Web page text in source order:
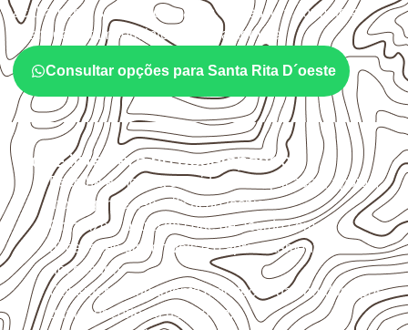
acabamento serão necessários. Espessura, formato e
quantidade também interferem na compra.
Consultar opções para Santa Rita D´oeste
O que interfere no desempenho
Escolha a medida considerando aplicação, apoios,
montagem e especificação técnica.
Organize o plano de corte de acordo com as
dimensões disponíveis e o aproveitamento
necessário.
Considere acabamento e proteção das bordas após
qualquer corte ou usinagem.